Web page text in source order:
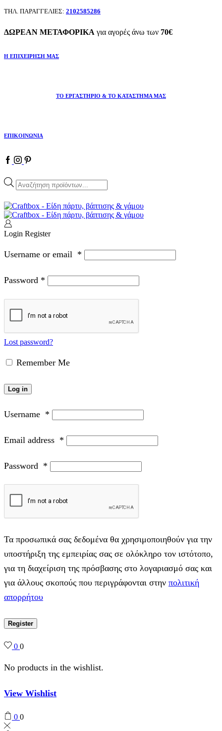
ΤΗΛ. ΠΑΡΑΓΓΕΛΙΕΣ: 2102585286
ΔΩΡΕΑΝ ΜΕΤΑΦΟΡΙΚΑ για αγορές άνω των 70€
Η ΕΠΙΧΕΙΡΗΣΗ ΜΑΣ
ΤΟ ΕΡΓΑΣΤΗΡΙΟ & ΤΟ ΚΑΤΑΣΤΗΜΑ ΜΑΣ
ΕΠΙΚΟΙΝΩΝΙΑ
Products
search
Login Register
Username or email *
Password *
Lost password?
Remember Me
Log in
Username *
Email address *
Password *
Τα προσωπικά σας δεδομένα θα χρησιμοποιηθούν για την
υποστήριξη της εμπειρίας σας σε ολόκληρο τον ιστότοπο,
για τη διαχείριση της πρόσβασης στο λογαριασμό σας και
για άλλους σκοπούς που περιγράφονται στην πολιτική
απορρήτου
Register
0 0
No products in the wishlist.
View Wishlist
0 0